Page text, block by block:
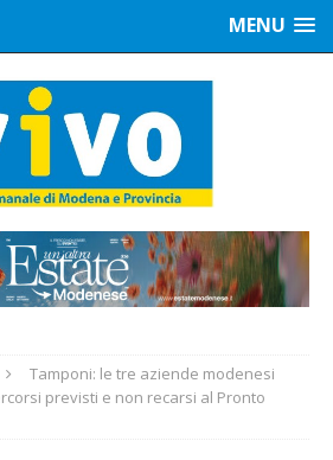
MENU
Tamponi: le tre aziende modenesi
previsti e non recarsi al Pronto